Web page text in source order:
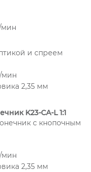
мин
и спреем
мин
2,35 мм
K23-CA-L 1:1
с кнопочным
мин
2,35 мм